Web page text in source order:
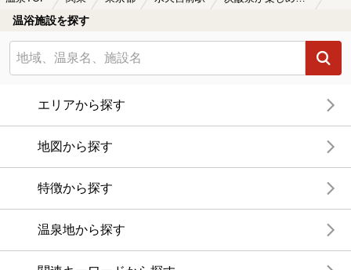
温浴施設を探す
エリアから探す
地図から探す
特徴から探す
温泉地から探す